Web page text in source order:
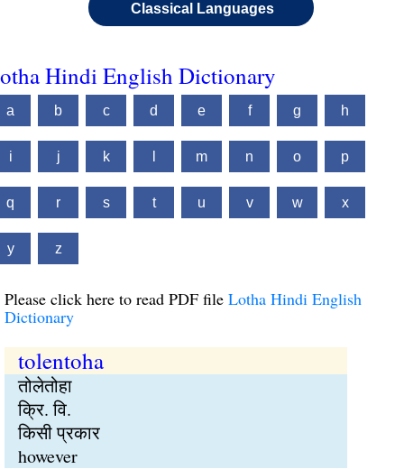
Classical Languages
Hindi English Dictionary
a b c d e f g h
i j k m n o p
q r s t u v w x
y z
Please click here to read PDF file Lotha Hindi English
Dictionary
tolentoha
तोलेतोहा
क्रि. वि.
किसी प्रकार
however